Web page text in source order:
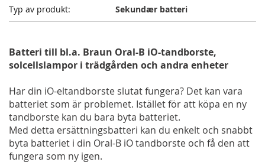
Sekundær batteri
Batteri till bl.a. Braun Oral-B iO-tandborste,
solcellslampor i trädgården och andra enheter
Har din iO-eltandborste slutat fungera? Det kan vara
batteriet som är problemet. Istället för att köpa en ny
tandborste kan du bara byta batteriet.
Med detta ersättningsbatteri kan du enkelt och snabbt
byta batteriet i din Oral-B iO tandborste och få den att
fungera som ny igen.